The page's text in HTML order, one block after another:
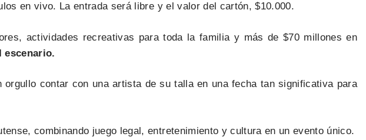
en vivo. La entrada será libre y el valor del cartón, $10.000.
actividades recreativas para toda la familia y más de $70 millones en
escenario.
orgullo contar con una artista de su talla en una fecha tan significativa para
combinando juego legal, entretenimiento y cultura en un evento único.